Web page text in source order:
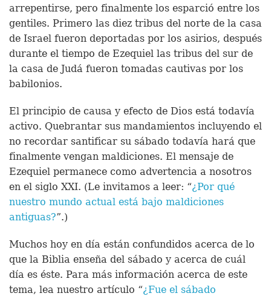
arrepentirse, pero finalmente los esparció entre los
gentiles. Primero las diez tribus del norte de la casa
de Israel fueron deportadas por los asirios, después
durante el tiempo de Ezequiel las tribus del sur de
la casa de Judá fueron tomadas cautivas por los
babilonios.
El principio de causa y efecto de Dios está todavía
activo. Quebrantar sus mandamientos incluyendo el
no recordar santificar su sábado todavía hará que
finalmente vengan maldiciones. El mensaje de
Ezequiel permanece como advertencia a nosotros
en el siglo XXI. (Le invitamos a leer: “¿Por qué
nuestro mundo actual está bajo maldiciones
antiguas?”.)
Muchos hoy en día están confundidos acerca de lo
que la Biblia enseña del sábado y acerca de cuál
día es éste. Para más información acerca de este
tema, lea nuestro artículo “¿Fue el sábado